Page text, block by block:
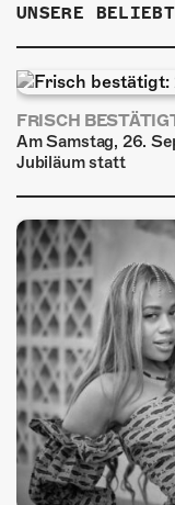
UNSERE
FRISCH
Am Samstag, 26.
Jubiläum statt